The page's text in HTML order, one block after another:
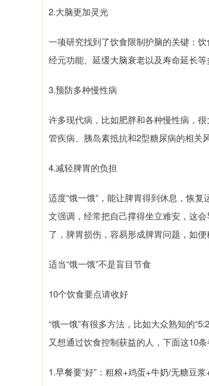
2.大脑更加灵光
一项研究找到了饮食限制护脑的关键：
经元功能、延缓大脑衰老以及寿命延长
3.预防多种慢性病
许多现代病，比如肥胖和各种慢性病，
管疾病、胰岛素抵抗和2型糖尿病的相关
4.减轻脾胃的负担
适度“饿一饿”，能让脾胃得到休息，恢
文强调，经常把自己撑得坐立难安，这
了，脾胃损伤，容易形成脾胃问题，如便
适当“饿一饿”不是盲目节食
10个饮食要点请收好
“饿一饿”有很多方法，比如大众熟知的
又想通过饮食控制获益的人，下面这10条
1.早餐要“好”：粗粮+鸡蛋+牛奶/无糖豆